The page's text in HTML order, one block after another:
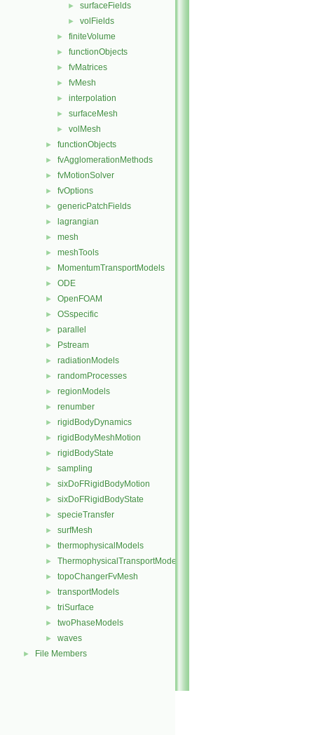
► surfaceFields
► volFields
► finiteVolume
► functionObjects
► fvMatrices
► fvMesh
► interpolation
► surfaceMesh
► volMesh
► functionObjects
► fvAgglomerationMethods
► fvMotionSolver
► fvOptions
► genericPatchFields
► lagrangian
► mesh
► meshTools
► MomentumTransportModels
► ODE
► OpenFOAM
► OSspecific
► parallel
► Pstream
► radiationModels
► randomProcesses
► regionModels
► renumber
► rigidBodyDynamics
► rigidBodyMeshMotion
► rigidBodyState
► sampling
► sixDoFRigidBodyMotion
► sixDoFRigidBodyState
► specieTransfer
► surfMesh
► thermophysicalModels
► ThermophysicalTransportModels
► topoChangerFvMesh
► transportModels
► triSurface
► twoPhaseModels
► waves
► File Members